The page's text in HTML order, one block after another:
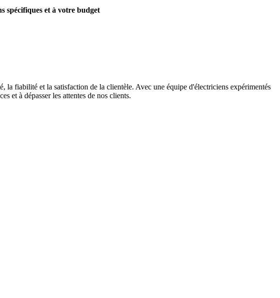
spécifiques et à votre budget
la fiabilité et la satisfaction de la clientèle. Avec une équipe d'électriciens expérimentés
et à dépasser les attentes de nos clients.